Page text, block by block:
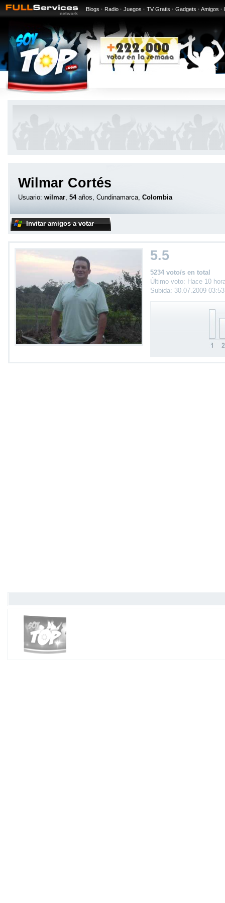
Blogs · Radio · Juegos · TV Gratis · Gadgets · Amigos ·
Wilmar Cortés
Usuario: wilmar, 54años, Cundinamarca, Colombia
Invitar amigos a votar
5.5
5234 voto/s en total
Último voto: Hace 10
Subida: 30.07.2009